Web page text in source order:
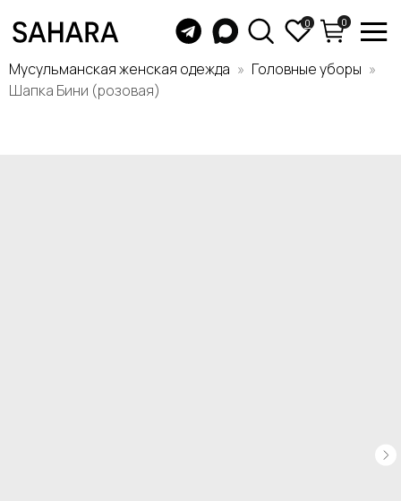
Мусульманская женская одежда
Головные уборы
Шапка Бини (розовая)